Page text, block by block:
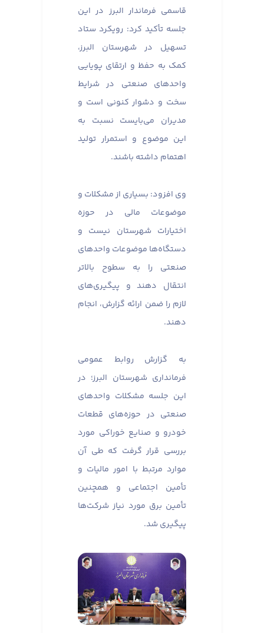
قاسمی فرماندار البرز در این
جلسه تأکید کرد: رویکرد ستاد
تسهیل در شهرستان البرز،
کمک به حفظ و ارتقای پویایی
واحدهای صنعتی در شرایط
سخت و دشوار کنونی است و
مدیران می‌بایست نسبت به
این موضوع و استمرار تولید
اهتمام داشته باشند.
وی افزود: بسیاری از مشکلات و
موضوعات مالی در حوزه
اختیارات شهرستان نیست و
دستگاه‌ها موضوعات واحدهای
صنعتی را به سطوح بالاتر
انتقال دهند و پیگیری‌های
لازم را ضمن ارائه گزارش، انجام
دهند.
به گزارش روابط عمومی
فرمانداری شهرستان البرز؛ در
این جلسه مشکلات واحدهای
صنعتی در حوزه‌های قطعات
خودرو و صنایع خوراکی مورد
بررسی قرار گرفت که طی آن
موارد مرتبط با امور مالیات و
تأمین اجتماعی و همچنین
تأمین برق مورد نیاز شرکت‌ها
پیگیری شد.